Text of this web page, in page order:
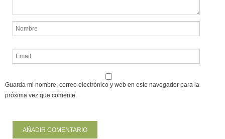
Guarda mi nombre, correo electrónico y web en este navegador para la
próxima vez que comente.